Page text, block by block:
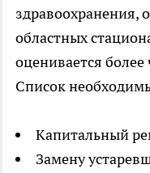
здравоохранения,
областных
оценивается
Список
Капитальный
Замену